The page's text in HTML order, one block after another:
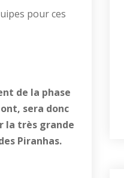
pour ces
de la phase
sera donc
la très grande
Piranhas.